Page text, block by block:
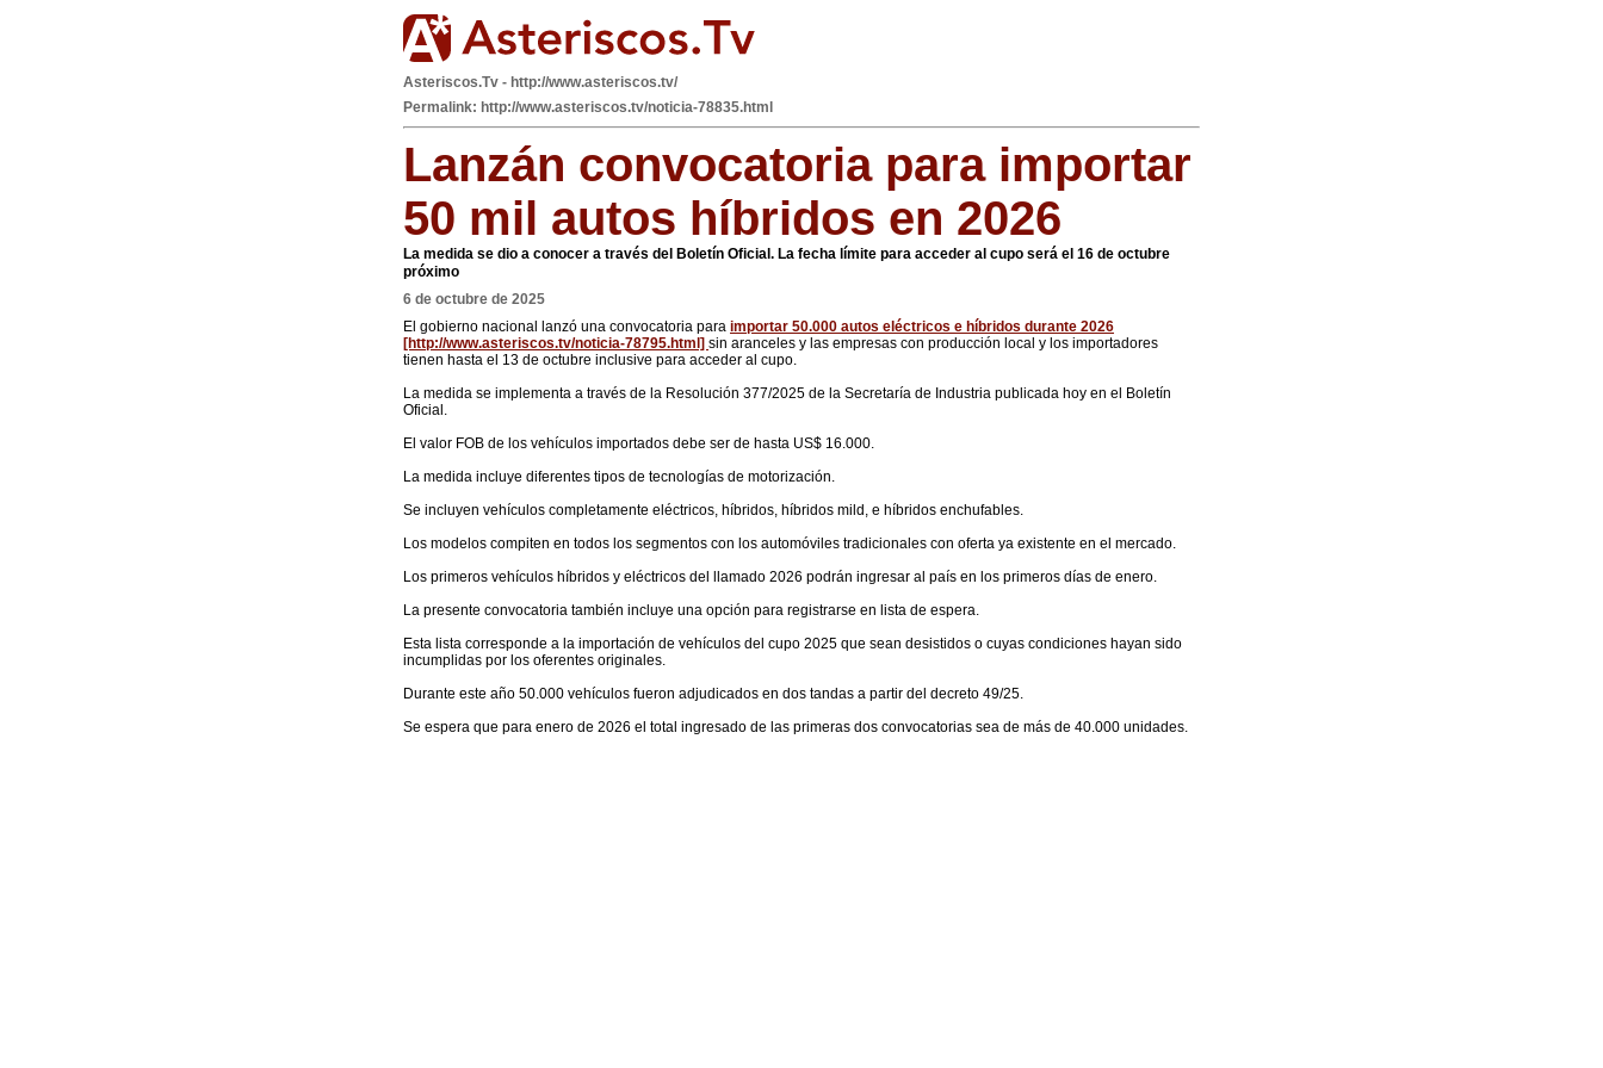
Asteriscos.Tv - http://www.asteriscos.tv/
Permalink: http://www.asteriscos.tv/noticia-78835.html
Lanzán convocatoria para importar
50 mil autos híbridos en 2026
La medida se dio a conocer a través del Boletín Oficial. La fecha límite para acceder al cupo será el 16 de octubre
próximo
6 de octubre de 2025
El gobierno nacional lanzó una convocatoria para importar 50.000 autos eléctricos e híbridos durante 2026
sin aranceles y las empresas con producción local y los importadores
tienen hasta el 13 de octubre inclusive para acceder al cupo.
La medida se implementa a través de la Resolución 377/2025 de la Secretaría de Industria publicada hoy en el Boletín
Oficial.
El valor FOB de los vehículos importados debe ser de hasta US$ 16.000.
La medida incluye diferentes tipos de tecnologías de motorización.
Se incluyen vehículos completamente eléctricos, híbridos, híbridos mild, e híbridos enchufables.
Los modelos compiten en todos los segmentos con los automóviles tradicionales con oferta ya existente en el mercado.
Los primeros vehículos híbridos y eléctricos del llamado 2026 podrán ingresar al país en los primeros días de enero.
La presente convocatoria también incluye una opción para registrarse en lista de espera.
Esta lista corresponde a la importación de vehículos del cupo 2025 que sean desistidos o cuyas condiciones hayan sido
incumplidas por los oferentes originales.
Durante este año 50.000 vehículos fueron adjudicados en dos tandas a partir del decreto 49/25.
Se espera que para enero de 2026 el total ingresado de las primeras dos convocatorias sea de más de 40.000 unidades.